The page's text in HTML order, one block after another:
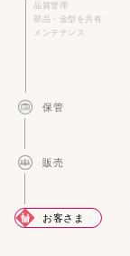
品質管理
部品・金型を共有
メンテナンス
保管
販売
お客さま